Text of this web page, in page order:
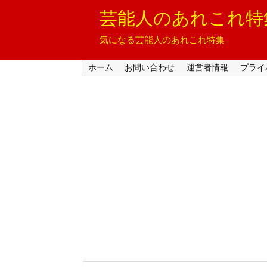
芸能人のあれこれ特
気になる芸能人のあれこれ特集
ホーム お問い合わせ 運営者情報 プラ